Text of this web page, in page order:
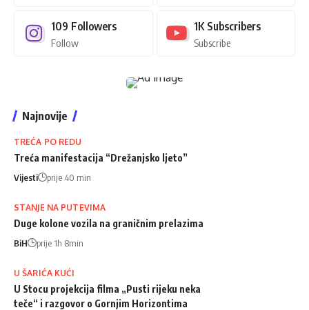
109 Followers
Follow
1K Subscribers
Subscribe
Najnovije
TREĆA PO REDU
Treća manifestacija “Drežanjsko ljeto”
Vijesti prije 40 min
STANJE NA PUTEVIMA
Duge kolone vozila na graničnim prelazima
BiH prije 1h 8min
U ŠARIĆA KUĆI
U Stocu projekcija filma „Pusti rijeku neka
teče“ i razgovor o Gornjim Horizontima